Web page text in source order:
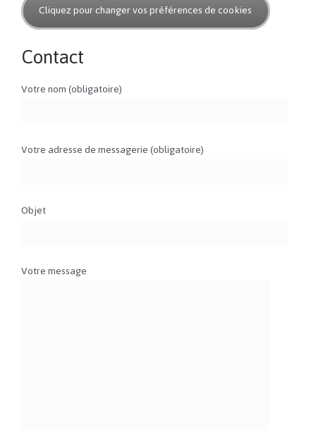
Cliquez pour changer vos préférences de cookies
Contact
Votre nom (obligatoire)
Votre adresse de messagerie (obligatoire)
Objet
Votre message